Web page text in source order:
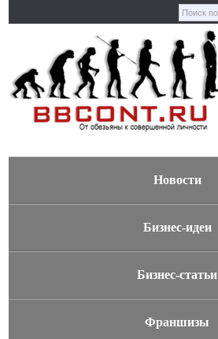
Новости
Бизнес-идеи
Бизнес-статьи
Франшизы